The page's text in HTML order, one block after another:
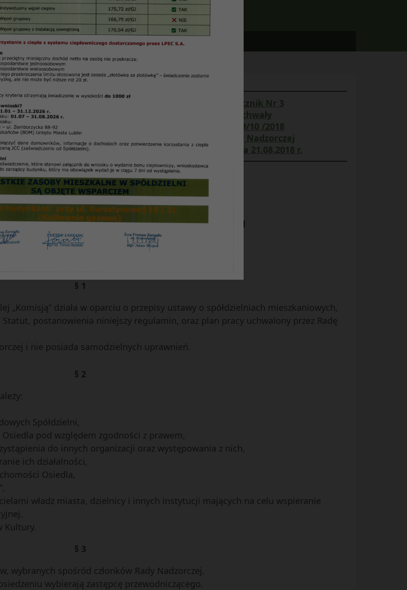
– Oświatowej Rady Nadzorczej SM „CZUBY” w Lublinie
Załącznik Nr 3
do uchwały
Nr 19/10 /2018
Rady Nadzorczej
z dnia 21.08.2018 r.
Regulamin
– OŚWIATOWEJ RADY NADZORCZEJ
Mieszkaniowej „Czuby” w Lublinie
§ 1
„Komisją” działa w oparciu o przepisy ustawy o spółdzielniach mieszkaniowych,
postanowienia niniejszy regulamin, oraz plan pracy uchwalony przez Radę
i nie posiada samodzielnych uprawnień.
§ 2
Spółdzielni,
pod względem zgodności z prawem,
do innych organizacji oraz występowania z nich,
ich działalności,
Osiedla,
władz miasta, dzielnicy i innych instytucji mających na celu wspieranie
Kultury.
§ 3
wybranych spośród członków Rady Nadzorczej.
wybierają zastępcę przewodniczącego.